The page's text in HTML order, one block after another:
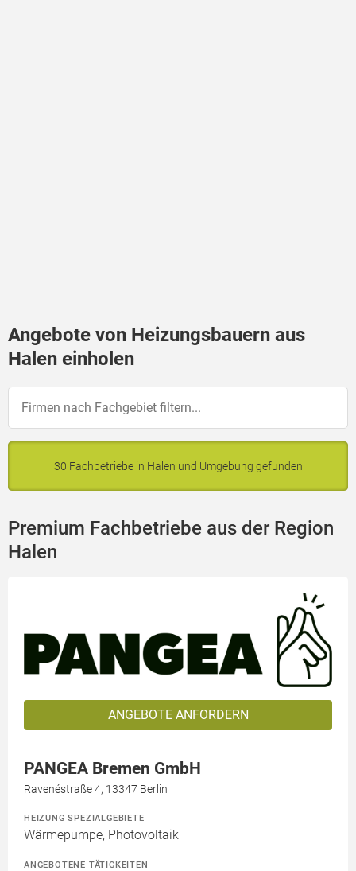
Angebote von Heizungsbauern aus
Halen einholen
30 Fachbetriebe in Halen und Umgebung gefunden
Premium Fachbetriebe aus der Region
Halen
ANGEBOTE ANFORDERN
PANGEA Bremen GmbH
Ravenéstraße 4, 13347 Berlin
HEIZUNG SPEZIALGEBIETE
Wärmepumpe, Photovoltaik
ANGEBOTENE TÄTIGKEITEN